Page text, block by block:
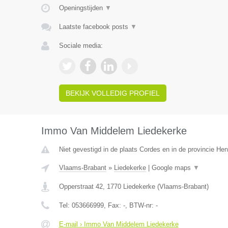
Openingstijden ▼
Laatste facebook posts ▼
Sociale media:
BEKIJK VOLLEDIG PROFIEL
Immo Van Middelem Liedekerke
Niet gevestigd in de plaats Cordes en in de provincie
Vlaams-Brabant» Liedekerke| Google maps ▼
Opperstraat 42, 1770 Liedekerke(Vlaams-Brabant)
Tel: 053666999, Fax: -, BTW-nr: -
E-mail › Immo Van Middelem Liedekerke